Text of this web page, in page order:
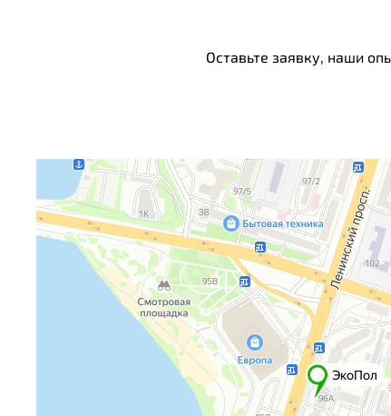
Оставьте заявку, наши